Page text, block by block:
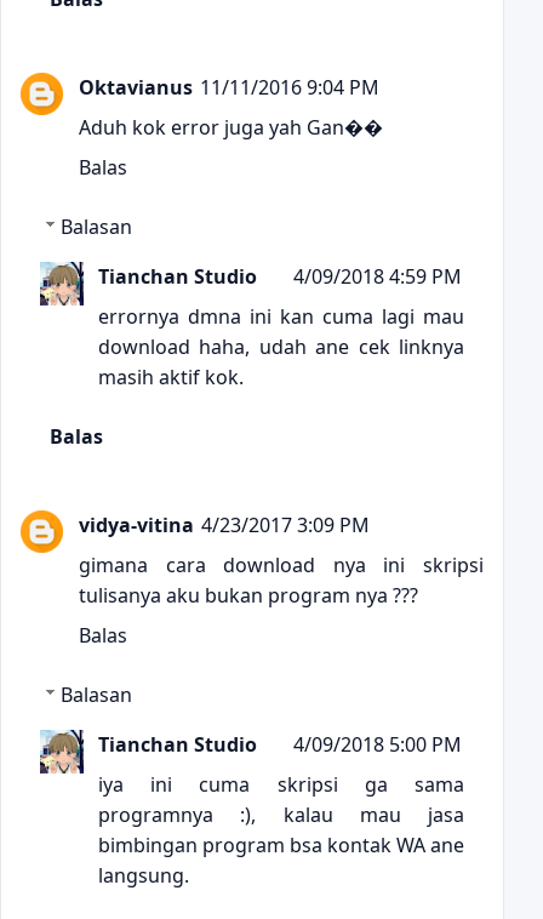
Oktavianus 11/11/2016 9:04 PM
Aduh kok error juga yah Gan��
Balas
Balasan
Tianchan Studio
4/09/2018 4:59 PM
errornya dmna ini kan cuma lagi mau
download haha, udah ane cek linknya
masih aktif kok.
Balas
vidya-vitina 4/23/2017 3:09 PM
gimana cara download nya ini skripsi
tulisanya aku bukan program nya ???
Balas
Balasan
Tianchan Studio
4/09/2018 5:00 PM
iya ini cuma skripsi ga sama
programnya :), kalau mau jasa
bimbingan program bsa kontak WA ane
langsung.